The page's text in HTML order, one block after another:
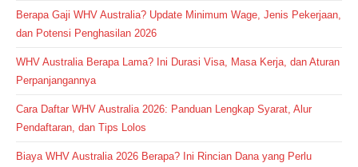
Berapa Gaji WHV Australia? Update Minimum Wage, Jenis Pekerjaan,
dan Potensi Penghasilan 2026
WHV Australia Berapa Lama? Ini Durasi Visa, Masa Kerja, dan Aturan
Perpanjangannya
Cara Daftar WHV Australia 2026: Panduan Lengkap Syarat, Alur
Pendaftaran, dan Tips Lolos
Biaya WHV Australia 2026 Berapa? Ini Rincian Dana yang Perlu